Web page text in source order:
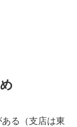
る（支店は東